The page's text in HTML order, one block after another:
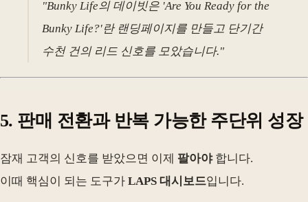
"Bunky Life의 데이빗은 'Are You Ready for the
Bunky Life?'란 랜딩페이지를 만들고 단기간
수천 건의 리드 신호를 모았습니다."
5. 판매 전환과 반복 가능한 주단위 성장
잠재 고객의 신호를 받았으면 이제 팔아야합니다.
이때 핵심이 되는 도구가 LAPS 대시보드입니다.